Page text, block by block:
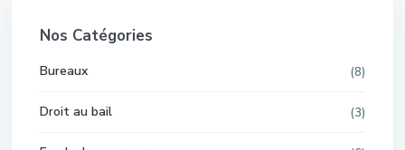
Nos Catégories
Bureaux (8)
Droit au bail (3)